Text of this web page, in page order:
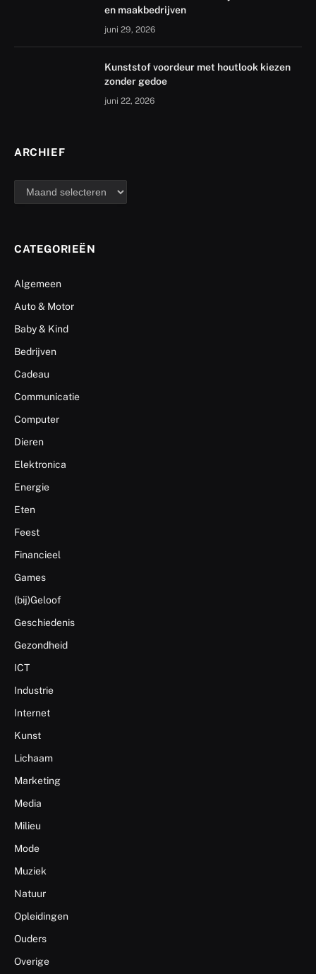
en maakbedrijven
juni 29, 2026
Kunststof voordeur met houtlook kiezen
zonder gedoe
juni 22, 2026
ARCHIEF
archief
CATEGORIEËN
Algemeen
Auto & Motor
Baby & Kind
Bedrijven
Cadeau
Communicatie
Computer
Dieren
Elektronica
Energie
Eten
Feest
Financieel
Games
(bij)Geloof
Geschiedenis
Gezondheid
ICT
Industrie
Internet
Kunst
Lichaam
Marketing
Media
Milieu
Mode
Muziek
Natuur
Opleidingen
Ouders
Overige